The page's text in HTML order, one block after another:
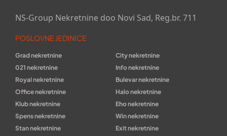
NS-Group Nekretnine doo Novi Sad, Reg.br. 711
POSLOVNE JEDINICE
Grad nekretnine
City nekretnine
021 nekretnine
Info nekretnine
Royal nekretnine
Bulevar nekretnine
Office nekretnine
Halo nekretnine
Klub nekretnine
Eho nekretnine
Spens nekretnine
Win nekretnine
Stan nekretnine
Exit nekretnine